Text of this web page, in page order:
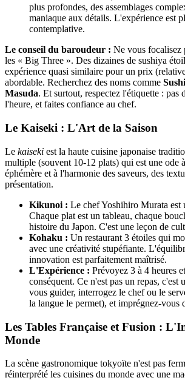
plus profondes, des assemblages
maniaque aux détails. L'expérience est
contemplative.
Le conseil du baroudeur : Ne vous focalisez
les « Big Three ». Des dizaines de sushiya
expérience quasi similaire pour un prix
abordable. Recherchez des noms comme
Masuda. Et surtout, respectez l'étiquette : pas
l'heure, et faites confiance au chef.
Le Kaiseki : L'Art de la Saison
Le kaiseki est la haute cuisine japonaise
multiple (souvent 10-12 plats) qui est une ode
éphémère et à l'harmonie des saveurs, des
présentation.
Kikunoi : Le chef Yoshihiro Murata est
Chaque plat est un tableau, chaque
histoire du Japon. C'est une leçon de
Kohaku : Un restaurant 3 étoiles qui
avec une créativité stupéfiante.
innovation est parfaitement maîtrisé.
L'Expérience : Prévoyez 3 à 4 heures
conséquent. Ce n'est pas un repas, c'est
vous guider, interrogez le chef ou le
la langue le permet), et imprégnez-vous
Les Tables Française et Fusion :
Monde
La scène gastronomique tokyoïte n'est pas
réinterprété les cuisines du monde avec une